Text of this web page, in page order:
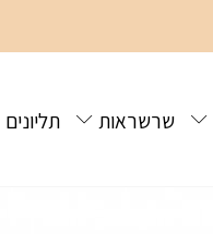
שרשראות תליונים